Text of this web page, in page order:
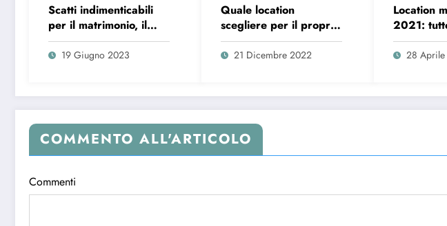
Scatti indimenticabili
per il matrimonio, il
segreto per foto
originali
19 Giugno 2023
Quale location
scegliere per il proprio
matrimonio?
21 Dicembre 2022
Location
2021:
e le novità
28 Aprile
COMMENTO ALL'ARTICOLO
Commenti